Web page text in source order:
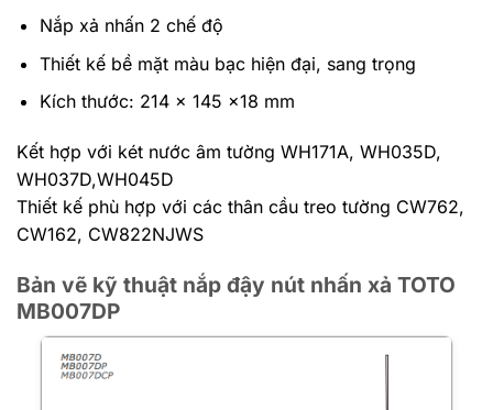
Nắp xả nhấn 2 chế độ
Thiết kế bề mặt màu bạc hiện đại, sang trọng
Kích thước: 214 x 145 x18 mm
Kết hợp với két nước âm tường WH171A, WH035D,
WH037D,WH045D
Thiết kế phù hợp với các thân cầu treo tường CW762,
CW162, CW822NJWS
Bản vẽ kỹ thuật nắp đậy nút nhấn xả TOTO
MB007DP